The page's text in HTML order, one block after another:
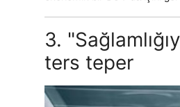
3.
ters teper